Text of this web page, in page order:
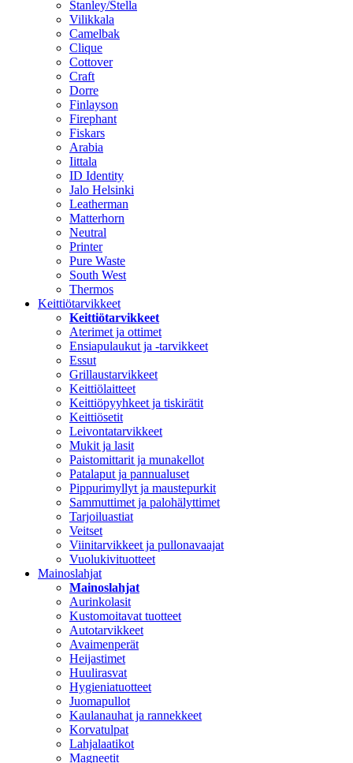
Stanley/Stella
Vilikkala
Camelbak
Clique
Cottover
Craft
Dorre
Finlayson
Firephant
Fiskars
Arabia
Iittala
ID Identity
Jalo Helsinki
Leatherman
Matterhorn
Neutral
Printer
Pure Waste
South West
Thermos
Keittiötarvikkeet
Keittiötarvikkeet
Aterimet ja ottimet
Ensiapulaukut ja -tarvikkeet
Essut
Grillaustarvikkeet
Keittiölaitteet
Keittiöpyyhkeet ja tiskirätit
Keittiösetit
Leivontatarvikkeet
Mukit ja lasit
Paistomittarit ja munakellot
Patalaput ja pannualuset
Pippurimyllyt ja maustepurkit
Sammuttimet ja palohälyttimet
Tarjoiluastiat
Veitset
Viinitarvikkeet ja pullonavaajat
Vuolukivituotteet
Mainoslahjat
Mainoslahjat
Aurinkolasit
Kustomoitavat tuotteet
Autotarvikkeet
Avaimenperät
Heijastimet
Huulirasvat
Hygieniatuotteet
Juomapullot
Kaulanauhat ja rannekkeet
Korvatulpat
Lahjalaatikot
Magneetit